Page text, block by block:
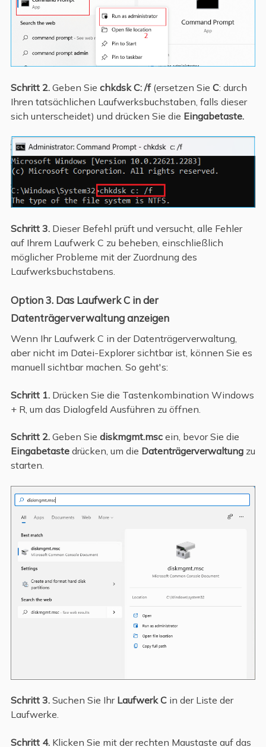
Schritt 2.Geben Sie chkdsk C: /f(ersetzen Sie C: durch
Ihren tatsächlichen Laufwerksbuchstaben, falls dieser
sich unterscheidet) und drücken Sie die Eingabetaste.
Schritt 3. Dieser Befehl prüft und versucht, alle Fehler
auf Ihrem Laufwerk C zu beheben, einschließlich
möglicher Probleme mit der Zuordnung des
Laufwerksbuchstabens.
Option 3. Das Laufwerk C in der
Datenträgerverwaltung anzeigen
Wenn Ihr Laufwerk C in der Datenträgerverwaltung,
aber nicht im Datei-Explorer sichtbar ist, können Sie es
manuell sichtbar machen. So geht's:
Schritt 1.Drücken Sie die Tastenkombination Windows
+ R, um das Dialogfeld Ausführen zu öffnen.
Schritt 2. Geben Sie diskmgmt.mscein, bevor Sie die
Eingabetaste drücken, um die Datenträgerverwaltungzu
starten.
Schritt 3.Suchen Sie Ihr Laufwerk C in der Liste der
Laufwerke.
Schritt 4. Klicken Sie mit der rechten Maustaste auf das